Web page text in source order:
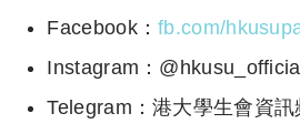
Facebook：fb.com/
Instagram：
Telegram：港大學生會資